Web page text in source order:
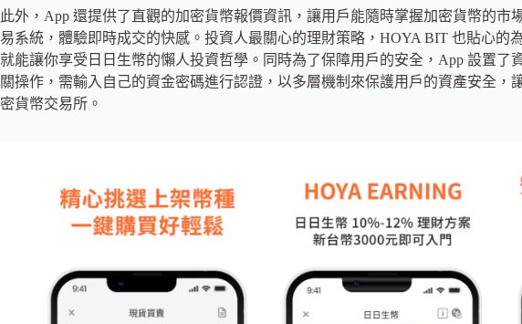
此外，App 還提供了直觀的加密貨幣報價資訊，讓用戶能隨時掌握加密貨幣的市
易系統，體驗即時成交的快感。投資人最關心的理財策略，HOYA BIT 也貼心的
就能讓你享受日日生幣的懶人投資哲學。同時為了保障用戶的安全，App 設置了
關操作，需輸入自己的資金密碼進行認證，以多層機制來保護用戶的資產安全，
密貨幣交易所。